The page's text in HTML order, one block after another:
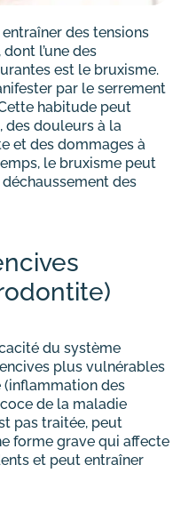
des tensions
l’une des
est le bruxisme.
par le serrement
habitude peut
des douleurs à la
et des dommages à
le bruxisme peut
des
du système
plus vulnérables
(inflammation des
de la maladie
pas traitée, peut
forme grave qui affecte
et peut entraîner